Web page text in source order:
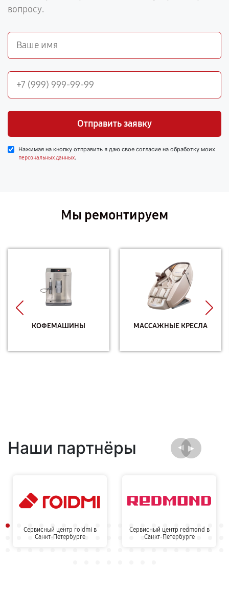
вопросу.
Отправить заявку
Нажимая на кнопку отправить я даю свое согласие на обработку моих
персональных данных.
Мы ремонтируем
КОФЕМАШИНЫ МАССАЖНЫЕ КРЕСЛА
Наши партнёры
Сервисный центр roidmi в
Санкт-Петербурге
Сервисный центр redmond в
Санкт-Петербурге